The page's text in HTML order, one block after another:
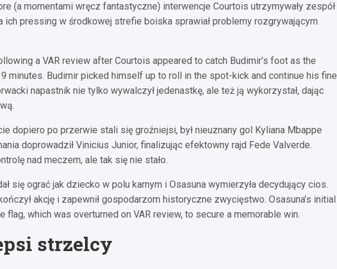
(a momentami wręcz fantastyczne) interwencje Courtois utrzymywały zespół
ich pressing w środkowej strefie boiska sprawiał problemy rozgrywającym
a VAR review after Courtois appeared to catch Budimir’s foot as the
minutes. Budimir picked himself up to roll in the spot-kick and continue his fine
napastnik nie tylko wywalczył jedenastkę, ale też ją wykorzystał, dając
dopiero po przerwie stali się groźniejsi, był nieuznany gol Kyliana Mbappe
doprowadził Vinicius Junior, finalizując efektowny rajd Fede Valverde.
nad meczem, ale tak się nie stało.
się ograć jak dziecko w polu karnym i Osasuna wymierzyła decydujący cios.
akcję i zapewnił gospodarzom historyczne zwycięstwo. Osasuna’s initial
which was overturned on VAR review, to secure a memorable win.
strzelcy